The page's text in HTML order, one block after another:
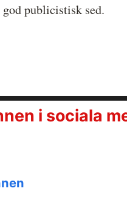
publicistisk sed.
i sociala